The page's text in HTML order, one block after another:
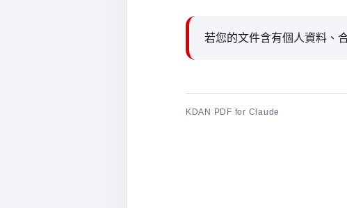
若您的文件含有個人資料、
KDAN PDF for Claude